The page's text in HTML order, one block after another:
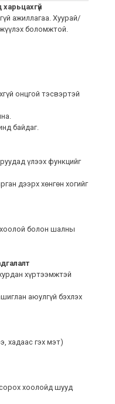
ажиллагаа. Хуурай/
боломжтой.
онцгой тэсвэртэй
байдаг.
үлээх функцийг
дээрх хөнгөн хогийг
болон шалны
хүртээмжтэй
аюулгүй бэхлэх
хадаас гэх мэт)
хоолойд шууд